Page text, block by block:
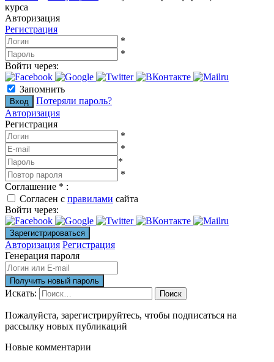
курса
Авторизация
Регистрация
*
*
Войти через:
Запомнить
Потеряли пароль?
Авторизация
Регистрация
*
*
*
*
Соглашение * :
Согласен с правилами сайта
Войти через:
Авторизация Регистрация
Генерация пароля
Искать: Поиск
Пожалуйста, зарегистрируйтесь, чтобы подписаться на
рассылку новых публикаций
Новые комментарии